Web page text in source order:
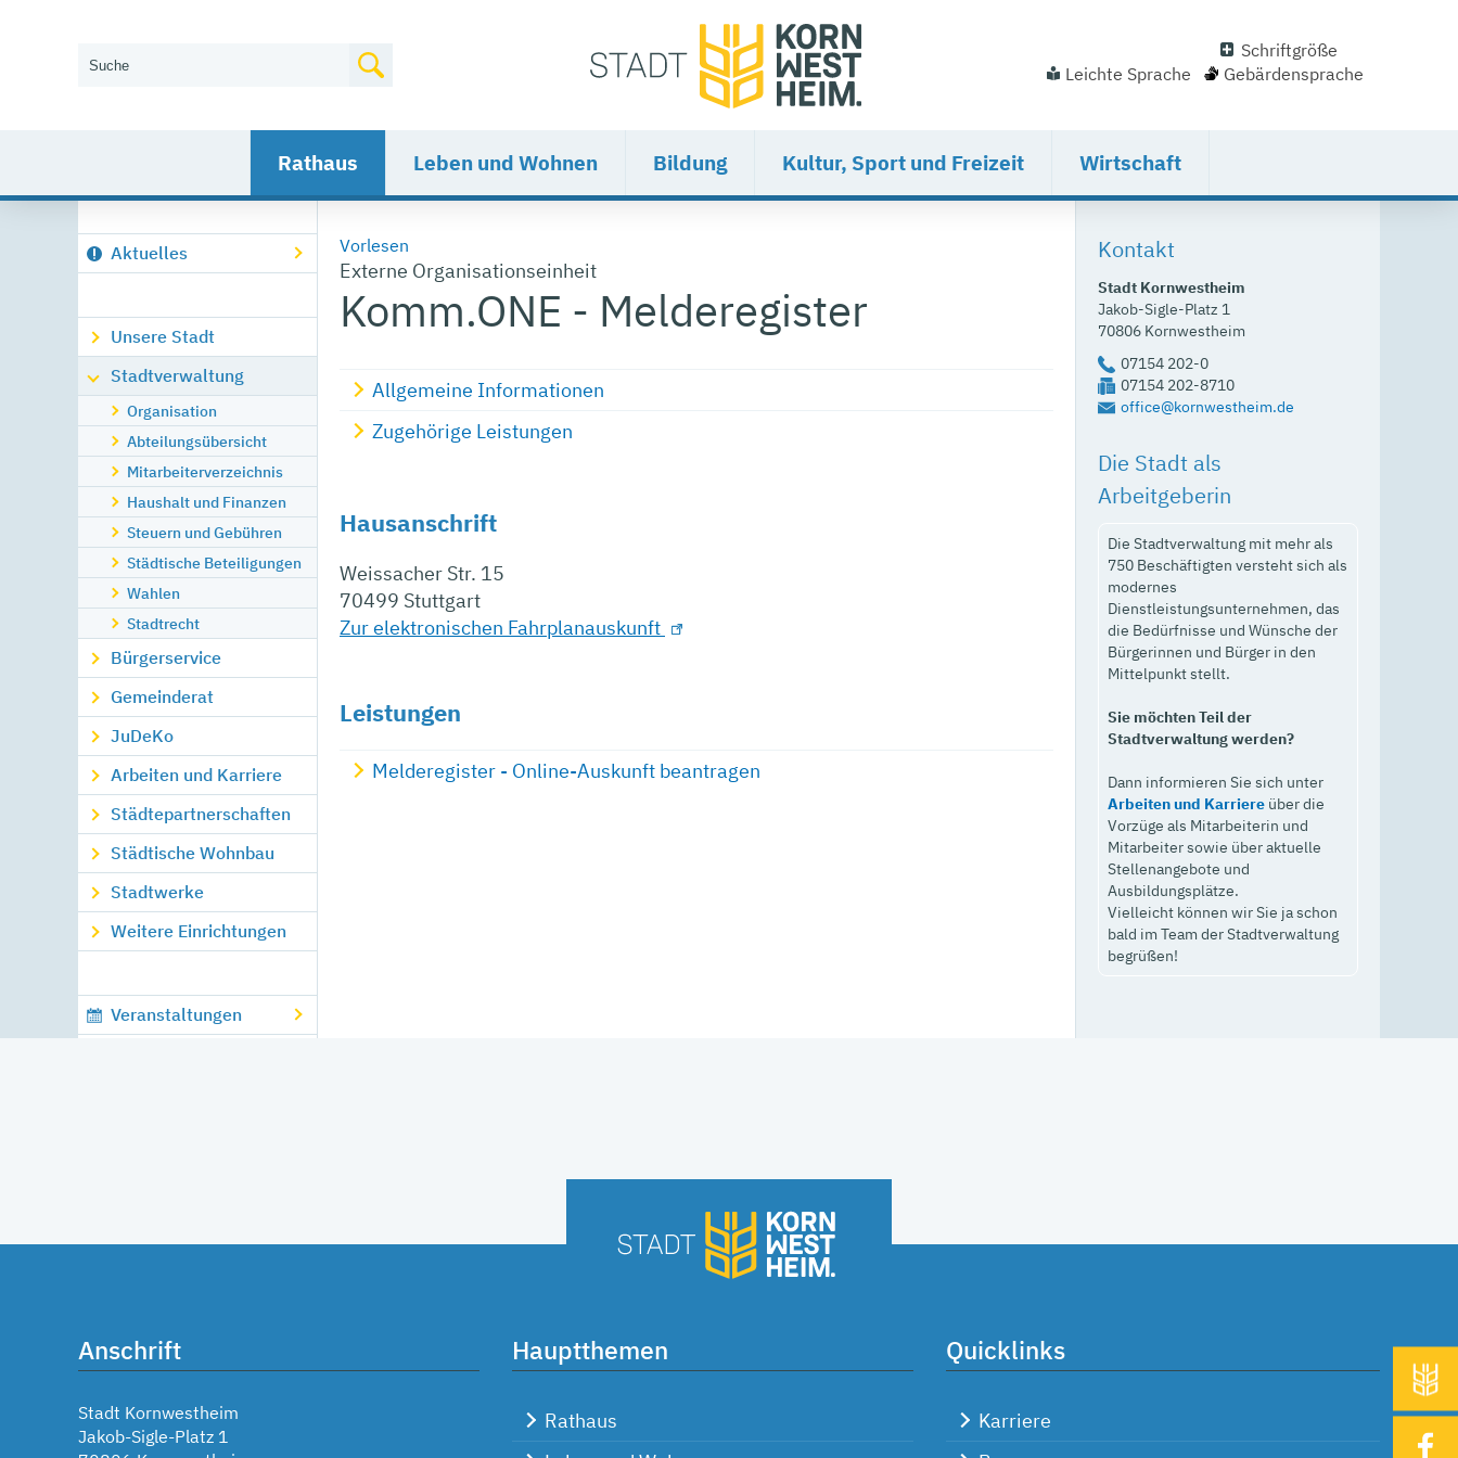
Schriftgröße
Leichte Sprache
Gebärdensprache
Rathaus Leben und Wohnen Bildung Kultur, Sport und Freizeit Wirtschaft
Aktuelles
Unsere Stadt
Stadtverwaltung
Organisation
Abteilungsübersicht
Mitarbeiterverzeichnis
Haushalt und Finanzen
Steuern und Gebühren
Städtische Beteiligungen
Wahlen
Stadtrecht
Bürgerservice
Gemeinderat
JuDeKo
Arbeiten und Karriere
Städtepartnerschaften
Städtische Wohnbau
Stadtwerke
Weitere Einrichtungen
Veranstaltungen
Vorlesen
Externe Organisationseinheit
Komm.ONE - Melderegister
Allgemeine Informationen
Zugehörige Leistungen
Hausanschrift
Weissacher Str. 15
70499 Stuttgart
Zur elektronischen Fahrplanauskunft
Leistungen
Melderegister - Online-Auskunft beantragen
Kontakt
Stadt Kornwestheim
Jakob-Sigle-Platz 1
70806 Kornwestheim
office@kornwestheim.de
07154 202-0
07154 202-8710
Die Stadt als
Arbeitgeberin
Die Stadtverwaltung mit mehr als
750 Beschäftigten versteht sich als
modernes
Dienstleistungsunternehmen, das
die Bedürfnisse und Wünsche der
Bürgerinnen und Bürger in den
Mittelpunkt stellt.
Sie möchten Teil der
Stadtverwaltung werden?
Dann informieren Sie sich unter
Arbeiten und Karriere über die
Vorzüge als Mitarbeiterin und
Mitarbeiter sowie über aktuelle
Stellenangebote und
Ausbildungsplätze.
Vielleicht können wir Sie ja schon
bald im Team der Stadtverwaltung
begrüßen!
Anschrift
Stadt Kornwestheim
Jakob-Sigle-Platz 1
Hauptthemen
Rathaus
Quicklinks
Karriere